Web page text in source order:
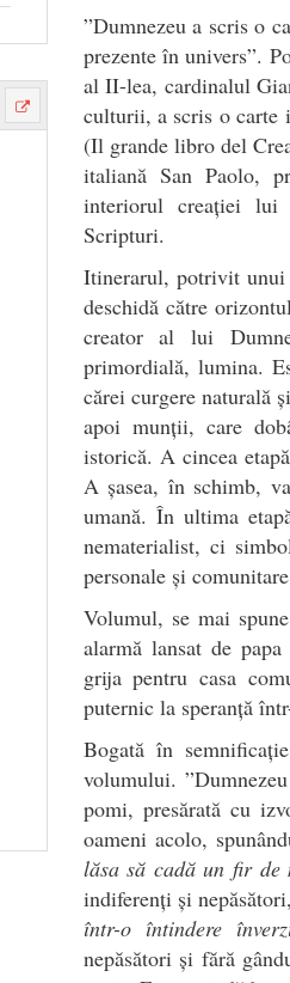
”Dumnezeu a scris o
prezente în univers”.
al II-lea, cardinalul
culturii, a scris o carte
(Il grande libro del
italiană San Paolo,
interiorul creației lui
Scripturi.
Itinerarul, potrivit unui
deschidă către
creator al lui
primordială, lumina.
cărei curgere naturală
apoi munții, care
istorică. A cincea
A șasea, în schimb,
umană. În ultima
nematerialist, ci
personale și
Volumul, se mai
alarmă lansat de
grija pentru casa
puternic la speranță
Bogată în
volumului.
pomi, presărată cu
oameni acolo,
lăsa să cadă un fir de
indiferenți și
într-o întindere
nepăsători și fără